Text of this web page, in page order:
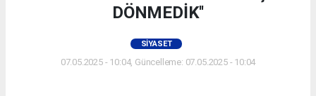
DÖNMEDİK''
SIYASET
07.05.2025 - 10:04, Güncelleme: 07.05.2025 - 10:04